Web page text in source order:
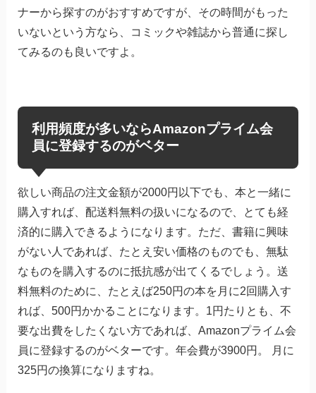
ナーから探すのがおすすめですが、その時間がもった
いないという方なら、コミックや雑誌から普通に探し
てみるのも良いですよ。
利用頻度が多いならAmazonプライム会
員に登録するのがベター
欲しい商品の注文金額が2000円以下でも、本と一緒に
購入すれば、配送料無料の扱いになるので、とても経
済的に購入できるようになります。ただ、書籍に興味
がない人であれば、たとえ安い価格のものでも、無駄
なものを購入するのに抵抗感が出てくるでしょう。送
料無料のために、たとえば250円の本を月に2回購入す
れば、500円かかることになります。1円たりとも、不
要な出費をしたくない方であれば、Amazonプライム会
員に登録するのがベターです。年会費が3900円。 月に
325円の換算になりますね。